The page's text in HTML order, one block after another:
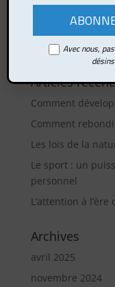
Ce site utilise
En savoir plus
commentaires
Articles
Comment
Comment
Les lois de la
Le sport : un
personnel
L’attention à
Archives
avril 2025
novembre 2024
Avec nous,